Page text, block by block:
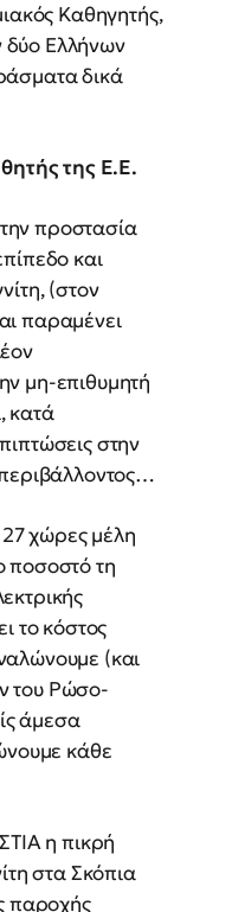
Καθηγητής,
Ελλήνων
δικά
της Ε.Ε.
προστασία
και
(στον
παραμένει
μη-επιθυμητή
κατά
στην
χώρες μέλη
ποσοστό τη
το κόστος
(και
του Ρώσο-
άμεσα
κάθε
η πικρή
στα Σκόπια
παροχής